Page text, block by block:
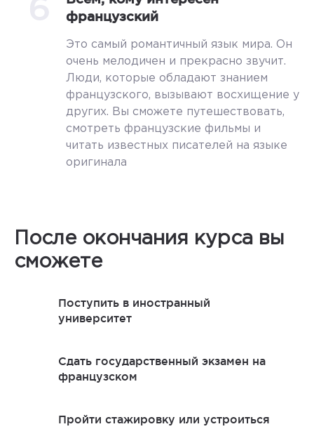
французский
Это самый романтичный язык мира. Он
очень мелодичен и прекрасно звучит.
Люди, которые обладают знанием
французского, вызывают восхищение у
других. Вы сможете путешествовать,
смотреть французские фильмы и
читать известных писателей на языке
оригинала
После окончания курса вы
сможете
Поступить в иностранный
университет
Сдать государственный экзамен на
французском
Пройти стажировку или устроиться